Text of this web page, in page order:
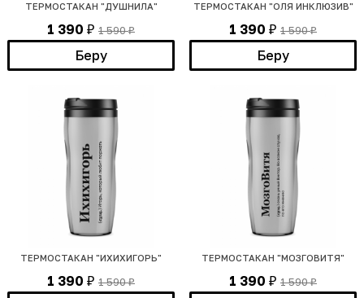
ТЕРМОСТАКАН "ДУШНИЛА"
1 390 ₽ 1 590₽
Беру
ТЕРМОСТАКАН "ОЛЯ ИНКЛЮЗИВ"
1 390 ₽ 1 590₽
Беру
ТЕРМОСТАКАН "ИХИХИГОРЬ"
1 390 ₽ 1 590₽
ТЕРМОСТАКАН "МОЗГОВИТЯ"
1 390 ₽ 1 590₽